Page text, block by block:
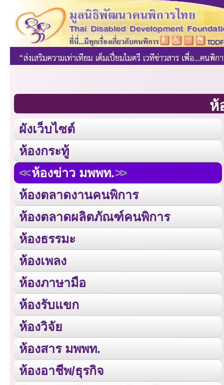
ห้
ผังเว็บไซต์
ห้องกระทู้
ห้องข่าว มพพท.
ห้องตลาดงานคนพิการ
ห้องตลาดผลิตภัณฑ์คนพิการ
ห้องธรรมะ
ห้องเพลง
ห้องภาษามือ
ห้องรับแขก
ห้องวิจัย
ห้องสาร มพพท.
ห้องอาชีพ/ธุรกิจ